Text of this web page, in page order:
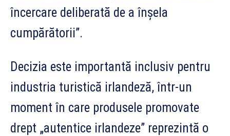
încercare deliberată de a înșela
cumpărătorii”.
Decizia este importantă inclusiv pentru
industria turistică irlandeză, într-un
moment în care produsele promovate
drept „autentice irlandeze” reprezintă o